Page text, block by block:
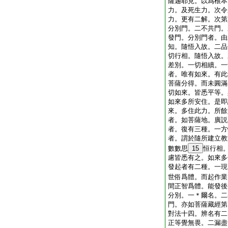
力。及死生力。次
力。更有二解。次
分別門。二不共門
發門。分別門者。
知。隨悟入故。二
切行相。隨悟入故
差別。一切相續。
者。唯有如來。有
菩薩分得。而未圓
切如來。皆悉平等
如來多所安住。是
來。多住此力。所
者。如菩薩地。廣
者。復有三種。一
者。謂於隨所建立
數數思
15 恒行相
慮皆悉有之。如來
發起者有二種。一
世俗爲體。而起作
間正智爲體。能發
分別。一＊爾名。
門。亦如菩薩藏經
對法十四。辨名有
正等覺無畏。二漏